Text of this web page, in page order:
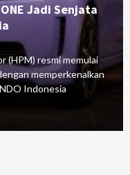
Jadi Senjata
(HPM) resmi memulai
memperkenalkan
Indonesia